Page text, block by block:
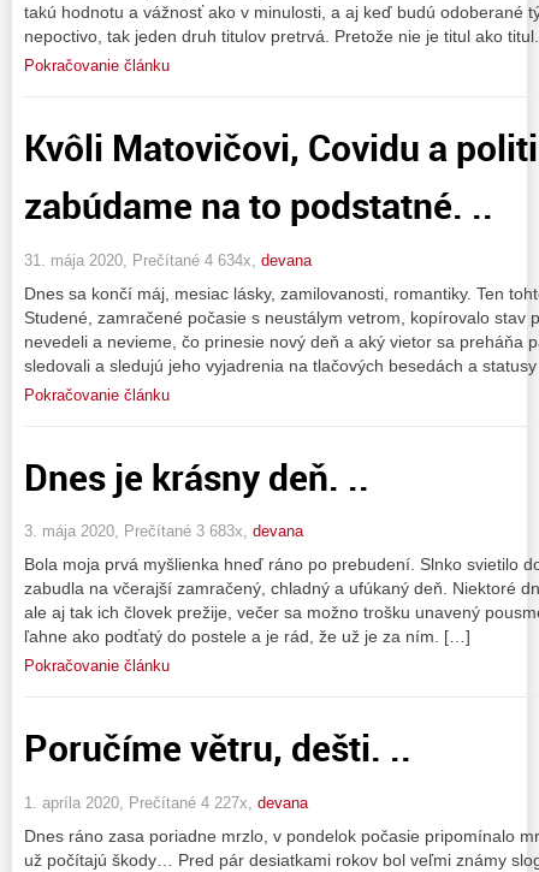
takú hodnotu a vážnosť ako v minulosti, a aj keď budú odoberané
nepoctivo, tak jeden druh titulov pretrvá. Pretože nie je titul ako
Pokračovanie článku
Kvôli Matovičovi, Covidu a
zabúdame na to podstatné. ..
31. mája 2020, Prečítané 4 634x, devana
Dnes sa končí máj, mesiac lásky, zamilovanosti, romantiky. Ten
Studené, zamračené počasie s neustálym vetrom, kopírovalo stav
nevedeli a nevieme, čo prinesie nový deň a aký vietor sa preháňa
sledovali a sledujú jeho vyjadrenia na tlačových besedách a
Pokračovanie článku
Dnes je krásny deň. ..
3. mája 2020, Prečítané 3 683x, devana
Bola moja prvá myšlienka hneď ráno po prebudení. Slnko svietilo
zabudla na včerajší zamračený, chladný a ufúkaný deň. Niektoré
ale aj tak ich človek prežije, večer sa možno trošku unavený
ľahne ako podťatý do postele a je rád, že už je za ním. […]
Pokračovanie článku
Poručíme větru, dešti. ..
1. apríla 2020, Prečítané 4 227x, devana
Dnes ráno zasa poriadne mrzlo, v pondelok počasie pripomínalo
už počítajú škody… Pred pár desiatkami rokov bol veľmi známy